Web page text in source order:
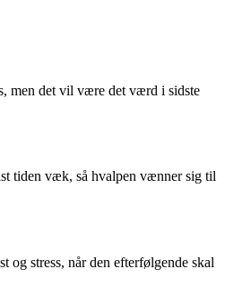
men det vil være det værd i sidste
tiden væk, så hvalpen vænner sig til
stress, når den efterfølgende skal